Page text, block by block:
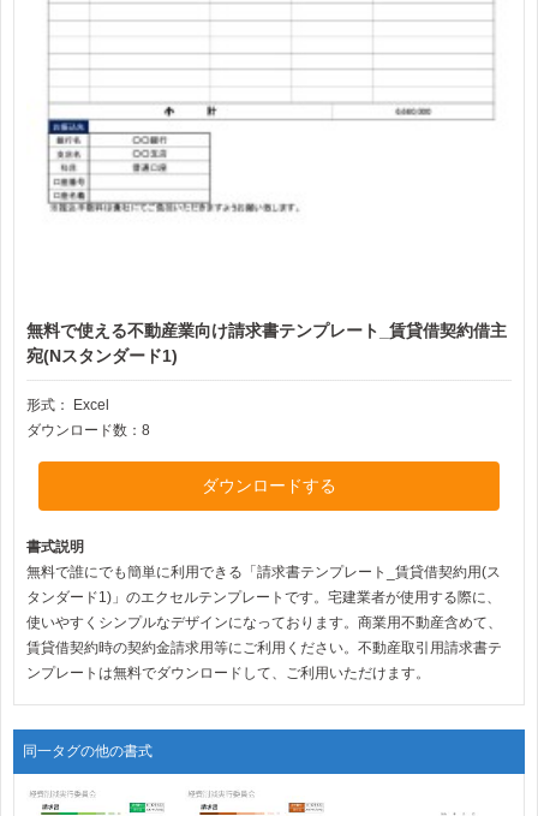
無料で使える不動産業向け請求書テンプレート_賃貸借契約借主
宛(Nスタンダード1)
形式：
Excel
ダウンロード数：8
ダウンロードする
書式説明
無料で誰にでも簡単に利用できる「請求書テンプレート_賃貸借契約用(ス
タンダード1)」のエクセルテンプレートです。宅建業者が使用する際に、
使いやすくシンプルなデザインになっております。商業用不動産含めて、
賃貸借契約時の契約金請求用等にご利用ください。不動産取引用請求書テ
ンプレートは無料でダウンロードして、ご利用いただけます。
同一タグの他の書式